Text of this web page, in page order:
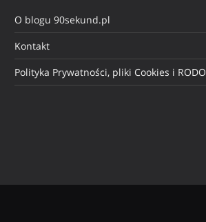
O blogu 90sekund.pl
Kontakt
Polityka Prywatności, pliki Cookies i RODO